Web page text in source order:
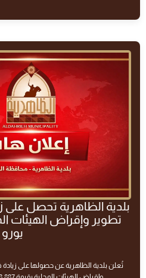
بلدية الظاهرية تحصل
يورو
تُعلن بلدية الظاهرية عن حصولها على